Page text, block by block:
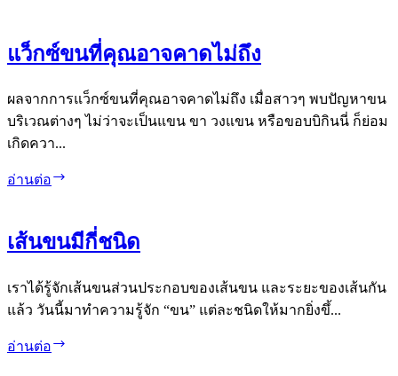
ตัว
ทำเล
เซอร์
แว็กซ์ขนที่คุณอาจคาดไม่ถึง
ผลจากการแว็กซ์ขนที่คุณอาจคาดไม่ถึง เมื่อสาวๆ พบปัญหาขน
บริเวณต่างๆ ไม่ว่าจะเป็นแขน ขา วงแขน หรือขอบบิกินนี่ ก็ย่อม
เกิดควา...
อ่านต่อ
คุณ
คาด
ไม่
เส้นขนมีกี่ชนิด
เราได้รู้จักเส้นขนส่วนประกอบของเส้นขน และระยะของเส้นกัน
แล้ว วันนี้มาทำความรู้จัก “ขน” แต่ละชนิดให้มากยิ่งขึ้...
อ่านต่อ